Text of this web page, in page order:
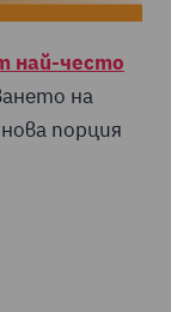
най-често
на
порция